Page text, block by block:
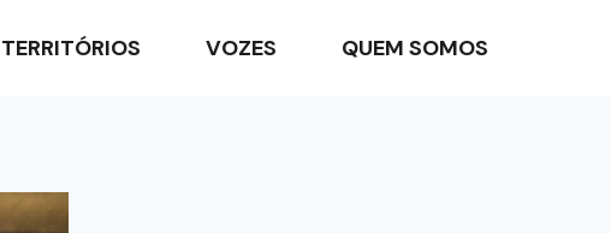
TERRITÓRIOS VOZES QUEM SOMOS